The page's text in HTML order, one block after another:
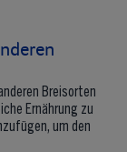
Breisorten
Ernährung zu
um den